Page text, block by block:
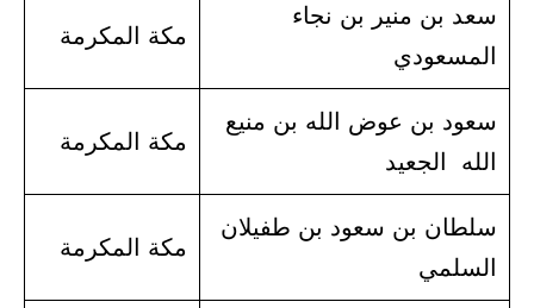
سعد بن منير بن نجاء
المسعودي
مكة المكرمة
سعود بن عوض الله بن منيع
الله الجعيد
مكة المكرمة
سلطان بن سعود بن طفيلان
السلمي
مكة المكرمة